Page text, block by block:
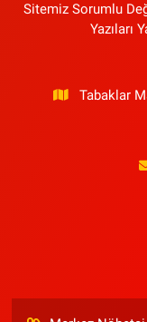
Sitemiz Sorumlu
Yazıları
Tabaklar